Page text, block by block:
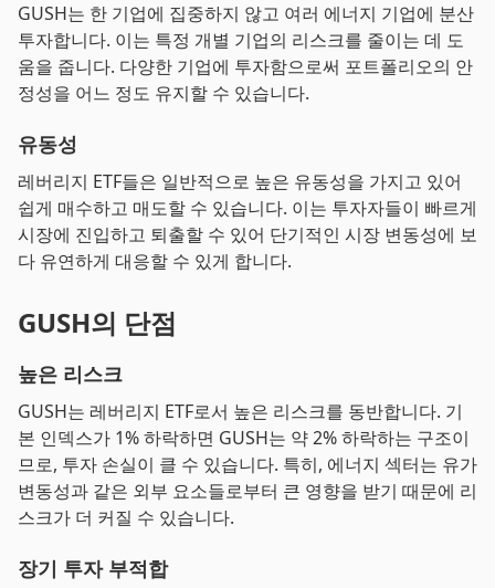
GUSH는 한 기업에 집중하지 않고 여러 에너지 기업에 분산
투자합니다. 이는 특정 개별 기업의 리스크를 줄이는 데 도
움을 줍니다. 다양한 기업에 투자함으로써 포트폴리오의 안
정성을 어느 정도 유지할 수 있습니다.
유동성
레버리지 ETF들은 일반적으로 높은 유동성을 가지고 있어
쉽게 매수하고 매도할 수 있습니다. 이는 투자자들이 빠르게
시장에 진입하고 퇴출할 수 있어 단기적인 시장 변동성에 보
다 유연하게 대응할 수 있게 합니다.
GUSH의 단점
높은 리스크
GUSH는 레버리지 ETF로서 높은 리스크를 동반합니다. 기
본 인덱스가 1% 하락하면 GUSH는 약 2% 하락하는 구조이
므로, 투자 손실이 클 수 있습니다. 특히, 에너지 섹터는 유가
변동성과 같은 외부 요소들로부터 큰 영향을 받기 때문에 리
스크가 더 커질 수 있습니다.
장기 투자 부적합